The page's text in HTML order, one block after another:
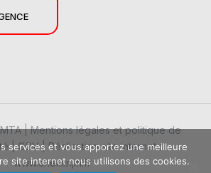
|Mentions légales et politique de
|CGV| Réalisation site internet :
www.cheminjm.fr
services et vous apportez une meilleure
site internet nous utilisons des cookies.